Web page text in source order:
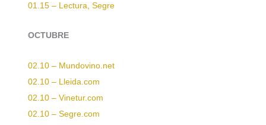
01.15 – Lectura, Segre
OCTUBRE
02.10 – Mundovino.net
02.10 – Lleida.com
02.10 – Vinetur.com
02.10 – Segre.com